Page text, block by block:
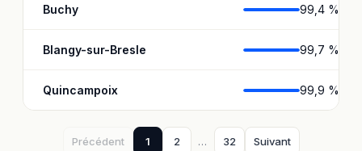
Buchy 99,4 %
Blangy-sur-Bresle 99,7 %
Quincampoix 99,9 %
Précédent 1 2 … 32 Suivant